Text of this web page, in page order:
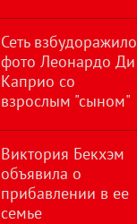
Сеть взбудоражило
фото Леонардо Ди
Каприо со
взрослым "сыном"
Виктория Бекхэм
объявила о
прибавлении в ее
семье